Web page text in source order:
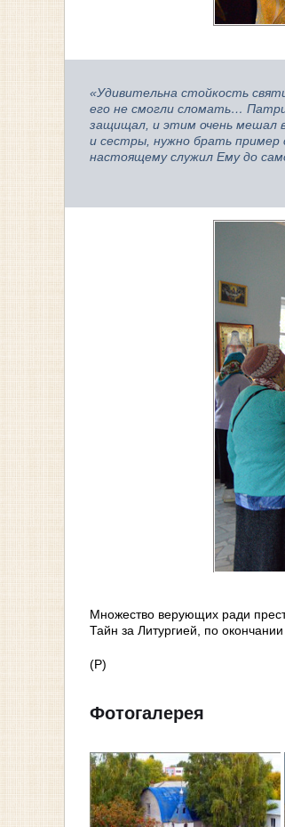
«Удивительна стойкость
его не смогли сломать…
защищал, и этим очень мешал
и сестры, нужно брать пример
настоящему служил Ему до
Множество верующих ради
Тайн за Литургией, по
(Р)
Фотогалерея